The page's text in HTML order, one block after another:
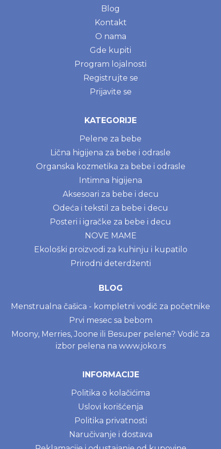
Blog
Kontakt
O nama
Gde kupiti
Program lojalnosti
Registrujte se
Prijavite se
KATEGORIJE
Pelene za bebe
Lična higijena za bebe i odrasle
Organska kozmetika za bebe i odrasle
Intimna higijena
Aksesoari za bebe i decu
Odeća i tekstil za bebe i decu
Posteri i igračke za bebe i decu
NOVE MAME
Ekološki proizvodi za kuhinju i kupatilo
Prirodni deterdženti
BLOG
Menstrualna čašica - kompletni vodič za početnike
Prvi mesec sa bebom
Moony, Merries, Joone ili Besuper pelene? Vodič za
izbor pelena na www.joko.rs
INFORMACIJE
Politika o kolačićima
Uslovi korišćenja
Politika privatnosti
Naručivanje i dostava